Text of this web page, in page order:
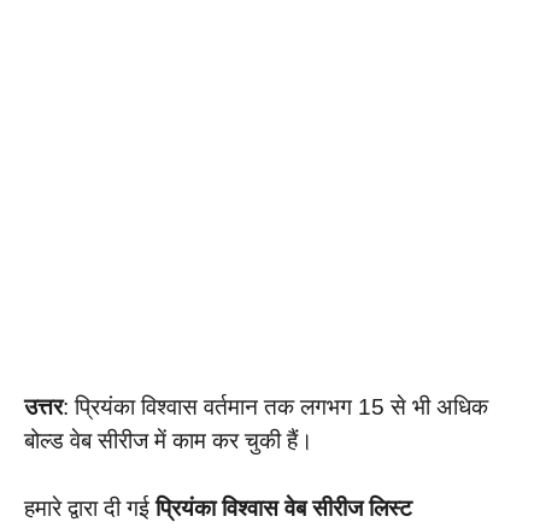
उत्तर: प्रियंका विश्वास वर्तमान तक लगभग 15 से भी अधिक
बोल्ड वेब सीरीज में काम कर चुकी हैं।
हमारे द्वारा दी गईप्रियंका विश्वास वेब सीरीज लिस्ट